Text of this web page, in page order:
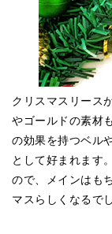
クリスマスリース
やゴールドの素材
の効果を持つベル
として好まれます
ので、メインはも
マスらしくなるで